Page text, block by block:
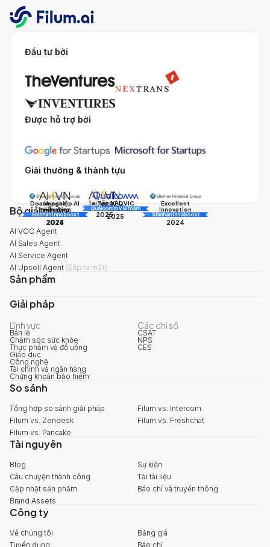
Đầu tư bởi
Được hỗ trợ bởi
Giải thưởng & thành tựu
Doanh nghiệp AI
triển vọng
AI Awards
2025
Tài năng AI
AI Awards
2025
Excellent
Innovation
Shinhan Innoboost
2024
Impact
Innovation
Shinhan Innoboost
2024
Top 10 QVIC
Qualcomm Vietnam
2025
Bộ giải pháp
AI VOC Agent
AI Sales Agent
AI Service Agent
AI Upsell Agent (Sắp ra mắt)
Sản phẩm
Giải pháp
Lĩnh vực
Bán lẻ
Chăm sóc sức khỏe
Thực phẩm và đồ uống
Giáo dục
Công nghệ
Tài chính và ngân hàng
Chứng khoán bảo hiểm
Các chỉ số
CSAT
NPS
CES
So sánh
Tổng hợp so sánh giải pháp
Filum vs. Intercom
Filum vs. Zendesk
Filum vs. Freshchat
Filum vs. Pancake
Tài nguyên
Blog
Sự kiện
Câu chuyện thành công
Tải tài liệu
Cập nhật sản phẩm
Báo chí và truyền thông
Brand Assets
Công ty
Về chúng tôi
Bảng giá
Tuyển dụng
Báo chí